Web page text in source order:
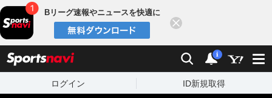
Bリーグ速報やニュースを快適に
検索 通知
i
ログイン ID新規取得